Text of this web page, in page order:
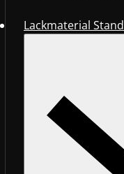
Lackmaterial